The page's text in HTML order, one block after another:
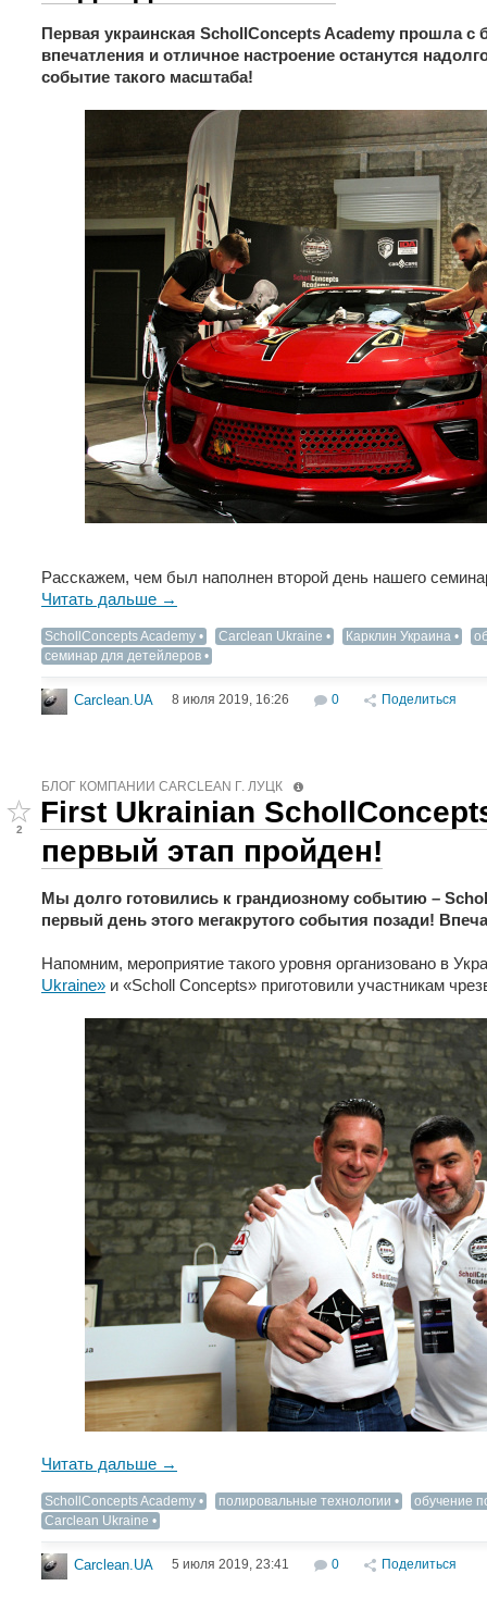
Первая украинская SchollConcepts Aсademy прошла
впечатления и отличное настроение останутся
событие такого масштаба!
Расскажем, чем был наполнен второй день нашего
Читать дальше →
SchollConcepts Aсademy Carclean Ukraine Карклин Украина
семинар для детейлеров
Carclean.UA 8 июля 2019, 16:26 0 Поделиться
БЛОГ КОМПАНИИ СARCLEAN Г. ЛУЦК
2
First Ukrainian
первый этап пройден!
Мы долго готовились к грандиозному событию –
первый день этого мегакрутого события позади!
Напомним, мероприятие такого уровня организовано в
Ukraine» и «Scholl Concepts» приготовили участникам
Читать дальше →
SchollConcepts Academy полировальные технологии
обучение
Carclean Ukraine
Carclean.UA 5 июля 2019, 23:41 0 Поделиться